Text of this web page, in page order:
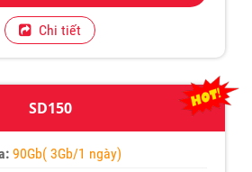
Chi tiết
SD150
90Gb( 3Gb/1 ngày)